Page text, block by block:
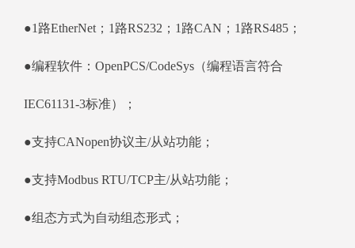
●1路EtherNet；1路RS232；1路CAN；1路RS485；
●编程软件：OpenPCS/CodeSys（编程语言符合
IEC61131-3标准）；
●支持CANopen协议主/从站功能；
●支持Modbus RTU/TCP主/从站功能；
●组态方式为自动组态形式；